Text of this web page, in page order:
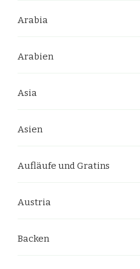
Arabia
Arabien
Asia
Asien
Aufläufe und Gratins
Austria
Backen